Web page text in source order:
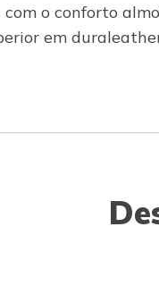
o conforto
em